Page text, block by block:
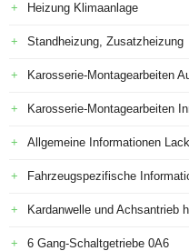
Heizung Klimaanlage
Standheizung, Zusatzheizung
Karosserie-Montagearbeiten
Karosserie-Montagearbeiten
Allgemeine Informationen Lack
Fahrzeugspezifische
Kardanwelle und Achsantrieb
6 Gang-Schaltgetriebe 0A6